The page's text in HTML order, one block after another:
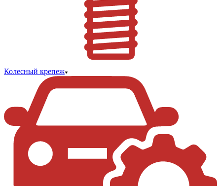
Колесный крепеж